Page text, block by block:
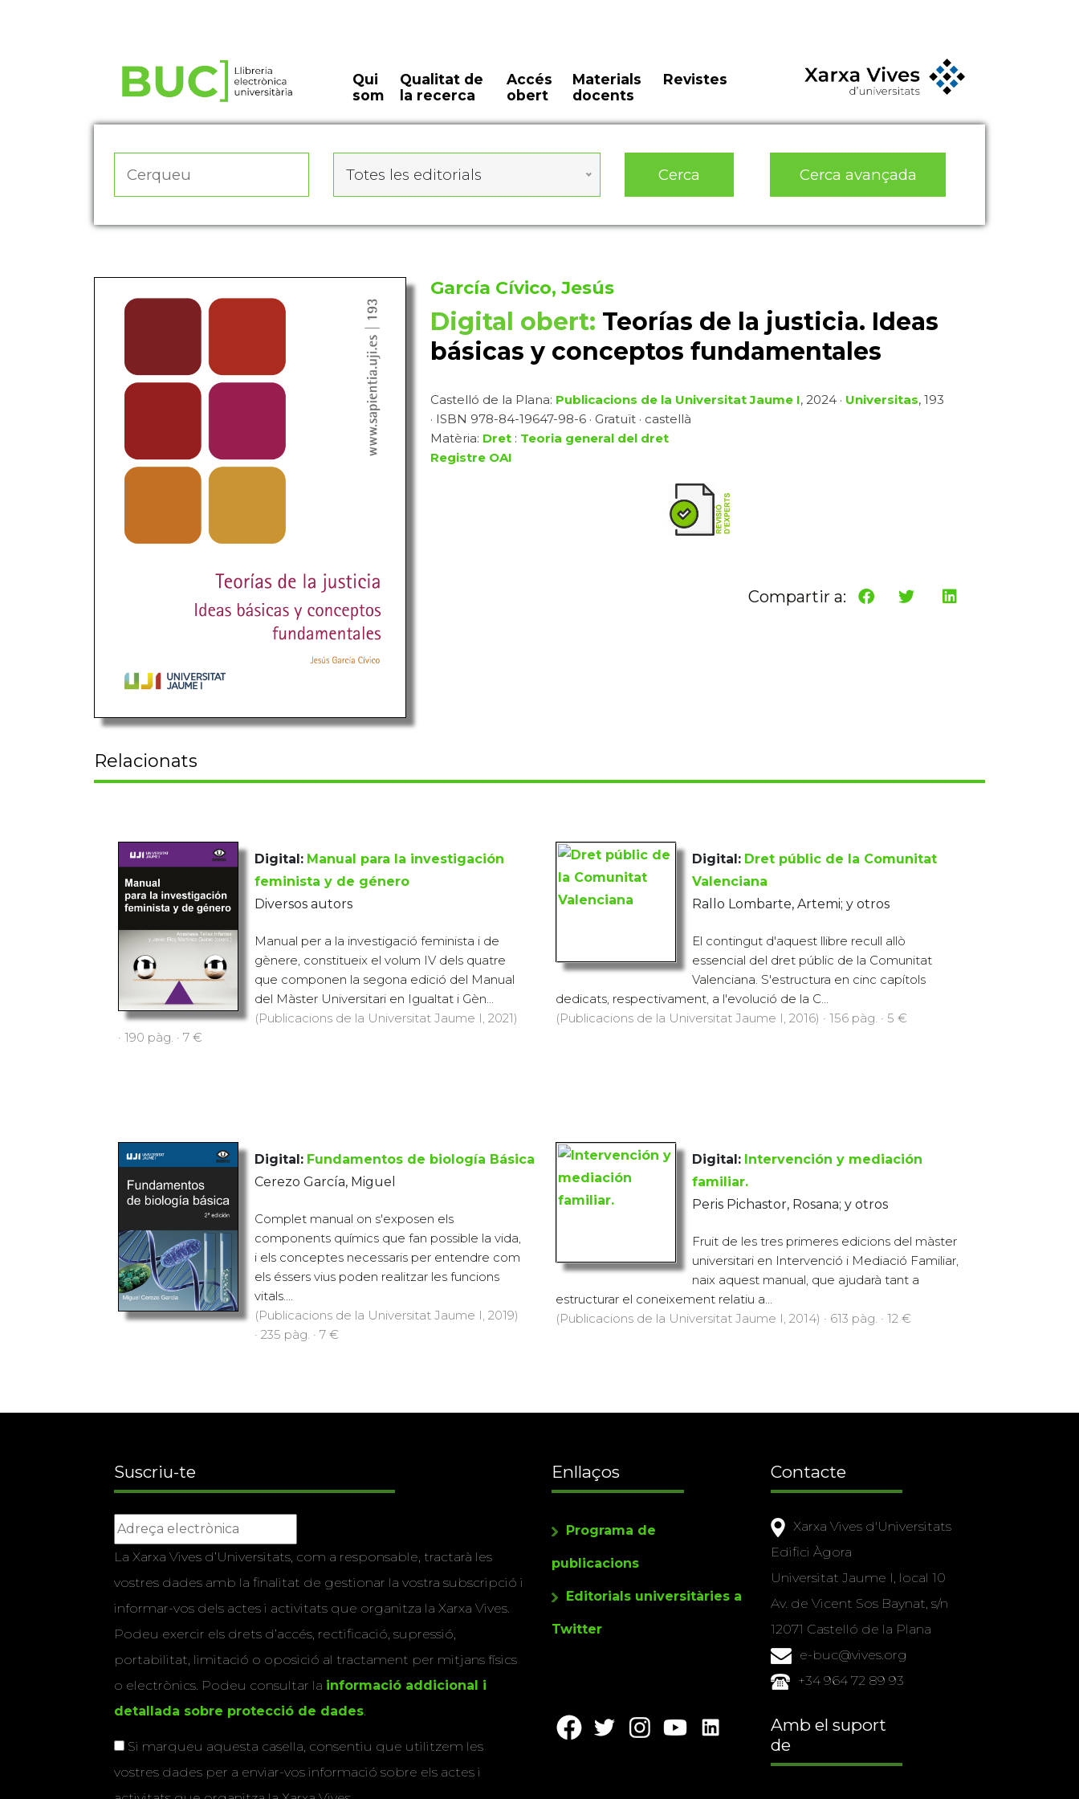
Qui
som
Qualitat de
la recerca
Accés
obert
Materials
docents
Revistes
Totes les editorials Cerca Cerca avançada
García Cívico, Jesús
Digital obert: Teorías de la justicia. Ideas
básicas y conceptos fundamentales
Castelló de la Plana: Publicacions de la Universitat Jaume I, 2024 · Universitas, 193
· ISBN 978-84-19647-98-6 · Gratuït · castellà
Matèria: Dret: Teoria general del dret
Registre OAI
Compartir a:
Relacionats
Digital: Manual para la investigación
feminista y de género
Diversos autors
Manual per a la investigació feminista i de
gènere, constitueix el volum IV dels quatre
que componen la segona edició del Manual
del Màster Universitari en Igualtat i Gèn...
(Publicacions de la Universitat Jaume I, 2021)
· 190 pàg. · 7 €
Digital: Dret públic de la Comunitat
Valenciana
Rallo Lombarte, Artemi; y otros
El contingut d'aquest llibre recull allò
essencial del dret públic de la Comunitat
Valenciana. S'estructura en cinc capítols
dedicats, respectivament, a l'evolució de la C...
(Publicacions de la Universitat Jaume I, 2016) · 156 pàg. · 5 €
Digital: Fundamentos de biología Básica
Cerezo García, Miguel
Complet manual on s'exposen els
components químics que fan possible la vida,
i els conceptes necessaris per entendre com
els éssers vius poden realitzar les funcions
vitals....
(Publicacions de la Universitat Jaume I, 2019)
· 235 pàg. · 7 €
Digital: Intervención y mediación
familiar.
Peris Pichastor, Rosana; y otros
Fruit de les tres primeres edicions del màster
universitari en Intervenció i Mediació Familiar,
naix aquest manual, que ajudarà tant a
estructurar el coneixement relatiu a...
(Publicacions de la Universitat Jaume I, 2014) · 613 pàg. · 12 €
Suscriu-te
La Xarxa Vives d’Universitats, com a responsable, tractarà les
vostres dades amb la finalitat de gestionar la vostra subscripció i
informar-vos dels actes i activitats que organitza la Xarxa Vives.
Podeu exercir els drets d’accés, rectificació, supressió,
portabilitat, limitació o oposició al tractament per mitjans físics
o electrònics. Podeu consultar la informació addicional i
detallada sobre protecció de dades
Si marqueu aquesta casella, consentiu que utilitzem les
vostres dades per a enviar-vos informació sobre els actes i
Enllaços
Programa de
publicacions
Editorials universitàries a
Twitter
Contacte
Xarxa Vives d'Universitats
Edifici Àgora
Universitat Jaume I, local 10
Av. de Vicent Sos Baynat, s/n
12071 Castelló de la Plana
e-buc@vives.org
+34 964 72 89 93
Amb el suport
de